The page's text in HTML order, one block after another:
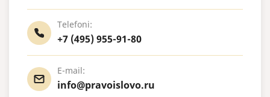
Telefoni:
+7 (495) 955-91-80
E-mail:
info@pravoislovo.ru